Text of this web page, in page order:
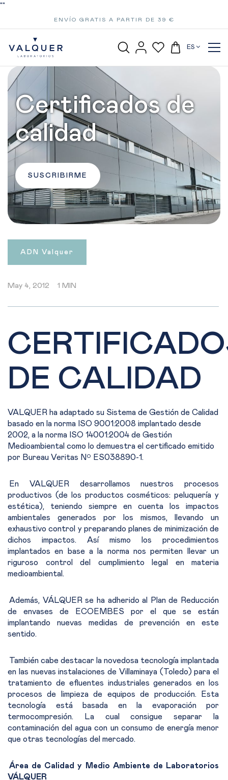
""
ENVÍO GRATIS A PARTIR DE 39 €
ES
Certificados de
calidad
SUSCRIBIRME
ADN Valquer
May 4, 2012 1 MIN
DE CALIDAD
VALQUER ha adaptado su Sistema de Gestión de Calidad
basado en la norma ISO 9001:2008 implantado desde
2002, a la norma ISO 14001:2004 de Gestión
Medioambiental como lo demuestra el certificado emitido
por Bureau Veritas Nº ES038890-1.
En VALQUER desarrollamos nuestros procesos
productivos (de los productos cosméticos: peluquería y
estética), teniendo siempre en cuenta los impactos
ambientales generados por los mismos, llevando un
exhaustivo control y preparando planes de minimización de
dichos impactos. Así mismo los procedimientos
implantados en base a la norma nos permiten llevar un
riguroso control del cumplimiento legal en materia
medioambiental.
Además, VÁLQUER se ha adherido al Plan de Reducción
de envases de ECOEMBES por el que se están
implantando nuevas medidas de prevención en este
sentido.
También cabe destacar la novedosa tecnología implantada
en las nuevas instalaciones de Villaminaya (Toledo) para el
tratamiento de efluentes industriales generados en los
procesos de limpieza de equipos de producción. Esta
tecnología está basada en la evaporación por
termocompresión. La cual consigue separar la
contaminación del agua con un consumo de energía menor
que otras tecnologías del mercado.
Área de Calidad y Medio Ambiente de Laboratorios
VÁLQUER